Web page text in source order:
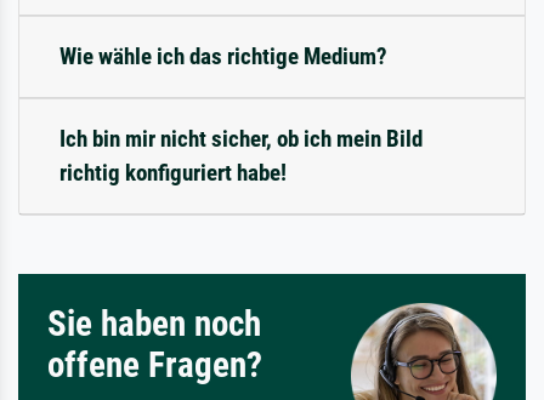
Wie wähle ich das richtige Medium?
Ich bin mir nicht sicher, ob ich mein Bild
richtig konfiguriert habe!
Sie haben noch
offene Fragen?